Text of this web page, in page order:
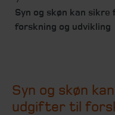
Syn og skøn kan
forskning og udvikling
Syn og skøn
udgifter til